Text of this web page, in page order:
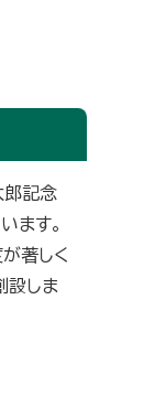
郎記念
ます。
著しく
設しま